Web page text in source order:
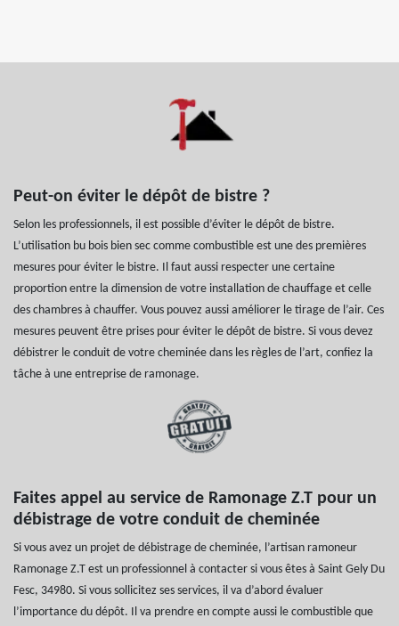
Peut-on éviter le dépôt de bistre ?
Selon les professionnels, il est possible d’éviter le dépôt de bistre.
L’utilisation bu bois bien sec comme combustible est une des premières
mesures pour éviter le bistre. Il faut aussi respecter une certaine
proportion entre la dimension de votre installation de chauffage et celle
des chambres à chauffer. Vous pouvez aussi améliorer le tirage de l’air. Ces
mesures peuvent être prises pour éviter le dépôt de bistre. Si vous devez
débistrer le conduit de votre cheminée dans les règles de l’art, confiez la
tâche à une entreprise de ramonage.
Faites appel au service de Ramonage Z.T pour un
débistrage de votre conduit de cheminée
Si vous avez un projet de débistrage de cheminée, l’artisan ramoneur
Ramonage Z.T est un professionnel à contacter si vous êtes à Saint Gely Du
Fesc, 34980. Si vous sollicitez ses services, il va d’abord évaluer
l’importance du dépôt. Il va prendre en compte aussi le combustible que